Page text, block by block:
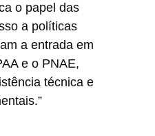
o papel das
a políticas
a entrada em
e o PNAE,
técnica e